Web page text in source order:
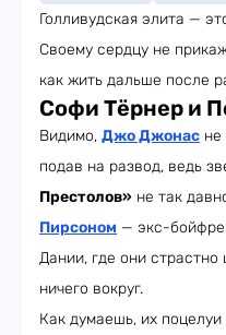
Голливудская элита —
Своему сердцу не
как жить дальше после
Софи Тёрнер и
Видимо, Джо Джонас не
подав на развод, ведь
Престолов» не так
Пирсоном — экс-
Дании, где они страстно
ничего вокруг.
Как думаешь, их поцелуи